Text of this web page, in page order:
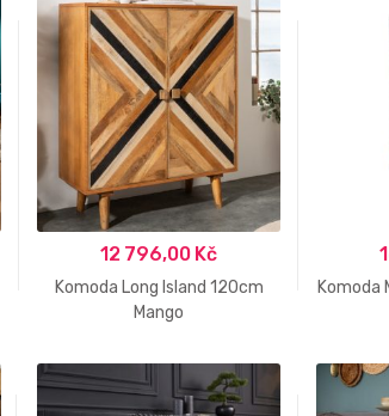
12 796,00 Kč
Komoda Long Island 120cm
Mango
Komoda